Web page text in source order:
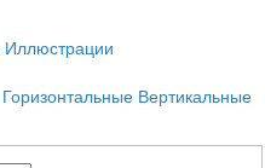
Иллюстрации
Горизонтальные Вертикальные